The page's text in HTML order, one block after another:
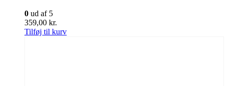
0 ud af 5
359,00 kr.
Tilføj til kurv